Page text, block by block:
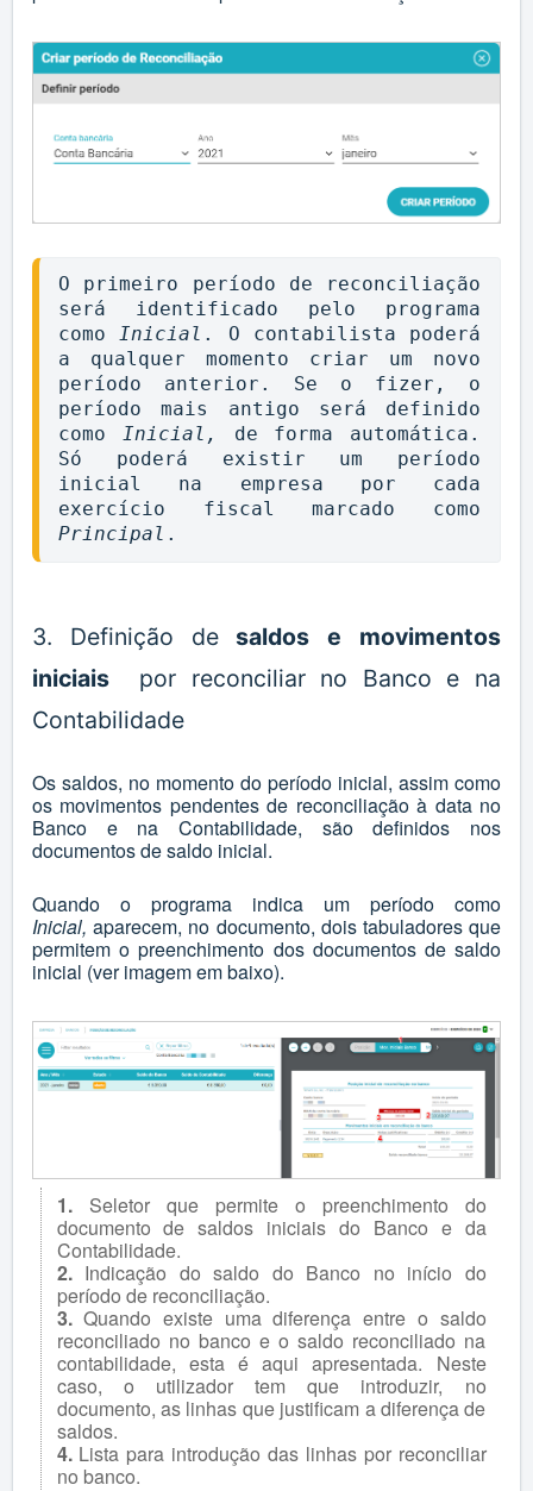
O primeiro período de reconciliação
será identificado pelo programa
como Inicial . O contabilista poderá
a qualquer momento criar um novo
período anterior. Se o fizer, o
período mais antigo será definido
como Inicial, de forma automática.
Só poderá existir um período
inicial na empresa por cada
Principal .
3. Definição desaldos e movimentos
iniciais por reconciliar no Banco e na
Contabilidade
Os saldos, no momento do período inicial, assim como
os movimentos pendentes de reconciliação à data no
Banco e na Contabilidade, são definidos nos
documentos de saldo inicial.
Quando o programa indica um período como
Inicial,aparecem, no documento, dois tabuladores que
permitem o preenchimento dos documentos de saldo
inicial (ver imagem em baixo).
1. Seletor que permite o preenchimento do
documento de saldos iniciais do Banco e da
Contabilidade.
2. Indicação do saldo do Banco no início do
período de reconciliação.
3.Quando existe uma diferença entre o saldo
reconciliado no banco e o saldo reconciliado na
contabilidade, esta é aqui apresentada. Neste
caso, o utilizador tem que introduzir, no
documento, as linhas que justificam a diferença de
saldos.
4. Lista para introdução das linhas por reconciliar
no banco.